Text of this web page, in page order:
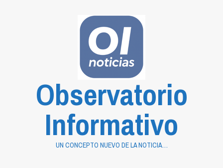
Observatorio
Informativo
UN CONCEPTO NUEVO DE LA NOTICIA…